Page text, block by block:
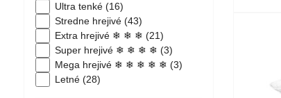
Ultra tenké (16)
Stredne hrejivé (43)
Extra hrejivé ❄ ❄ ❄ (21)
Super hrejivé ❄ ❄ ❄ ❄ (3)
Mega hrejivé ❄ ❄ ❄ ❄ ❄ (3)
Letné (28)